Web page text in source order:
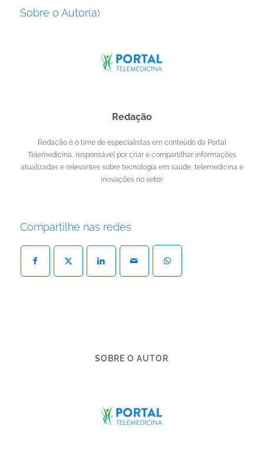
Sobre o Autor(a)
Redação
Redação é o time de especialistas em conteúdo da Portal
Telemedicina, responsável por criar e compartilhar informações
atualizadas e relevantes sobre tecnologia em saúde, telemedicina e
inovações no setor.
Compartilhe nas redes
SOBRE O AUTOR